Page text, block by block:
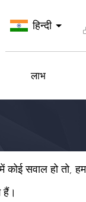
हिन्दी
लाभ
सवाल हो तो,